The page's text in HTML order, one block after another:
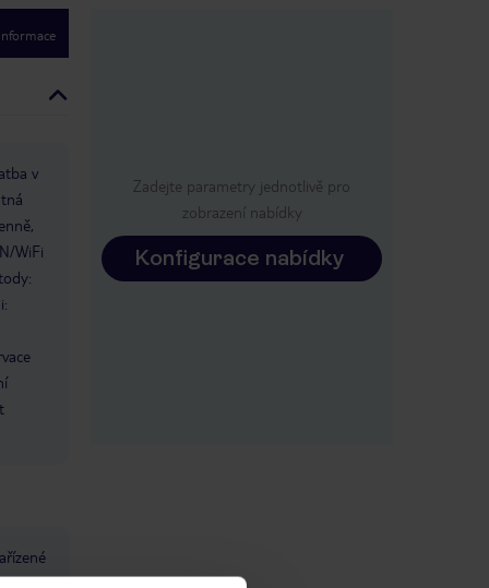
v
WiFi
Zadejte parametry jednotlivě pro
zobrazení nabídky
Konfigurace nabídky